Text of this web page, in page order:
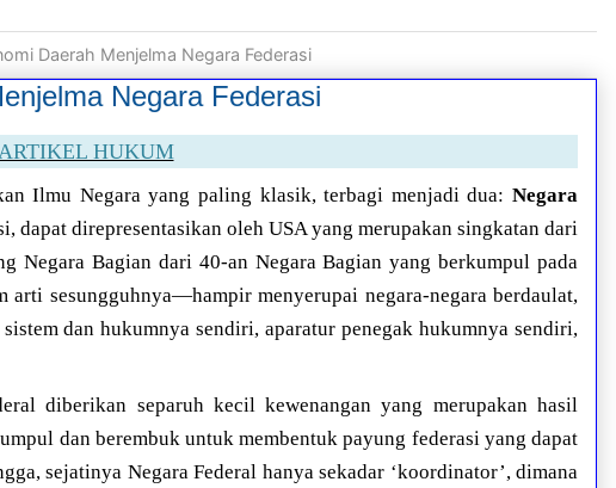
Daerah Menjelma Negara Federasi
Negara Federasi
HUKUM
Ilmu Negara yang paling klasik, terbagi menjadi dua: Negara
dapat direpresentasikan oleh USA yang merupakan singkatan dari
Negara Bagian dari 40-an Negara Bagian yang berkumpul pada
arti sesungguhnya—hampir menyerupai negara-negara berdaulat,
dan hukumnya sendiri, aparatur penegak hukumnya sendiri,
diberikan separuh kecil kewenangan yang merupakan hasil
dan berembuk untuk membentuk payung federasi yang dapat
sejatinya Negara Federal hanya sekadar ‘koordinator’, dimana